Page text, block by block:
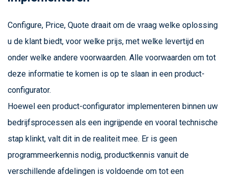
Configure, Price, Quote draait om de vraag welke oplossing
u de klant biedt, voor welke prijs, met welke levertijd en
onder welke andere voorwaarden. Alle voorwaarden om tot
deze informatie te komen is op te slaan in een product-
configurator.
Hoewel een product-configurator implementeren binnen uw
bedrijfsprocessen als een ingrijpende en vooral technische
stap klinkt, valt dit in de realiteit mee. Er is geen
programmeerkennis nodig, productkennis vanuit de
verschillende afdelingen is voldoende om tot een